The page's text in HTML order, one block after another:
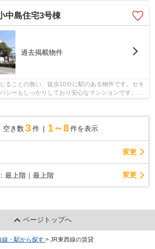
中島住宅3号棟
過去掲載物件
ることの無い、徒歩10分に駅のある物件です。セキ
シーもしっかりしており安心なマンションです。賃
空き数 3 件 1～8 件を表示
変更
最上階｜最上階 変更
ページトップへ
線・駅から探す > JR東西線の賃貸